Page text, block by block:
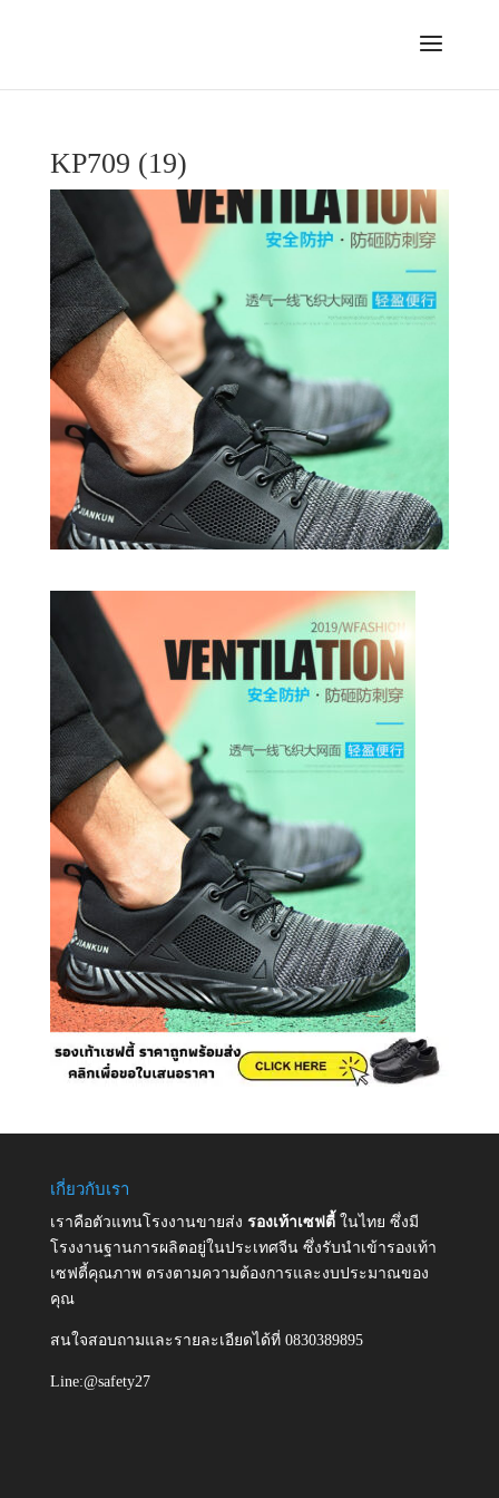
KP709 (19)
เกี่ยวกับเรา
เราคือตัวแทนโรงงานขายส่ง รองเท้าเซฟตี้ ในไทย ซึ่งมี
โรงงานฐานการผลิตอยู่ในประเทศจีน ซึ่งรับนำเข้ารองเท้า
เซฟตี้คุณภาพ ตรงตามความต้องการและงบประมาณของ
คุณ
สนใจสอบถามและรายละเอียดได้ที่ 0830389895
Line:@safety27